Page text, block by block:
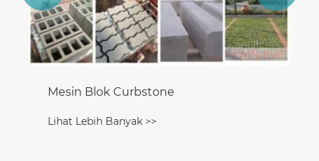
Mesin Blok Curbstone
Lihat Lebih Banyak >>